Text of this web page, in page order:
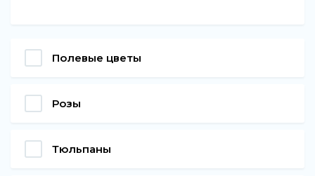
Полевые цветы
Розы
Тюльпаны